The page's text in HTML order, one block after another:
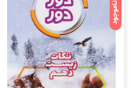
ناموجود